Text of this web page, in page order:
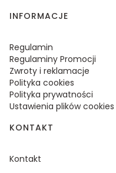
Linki w stopce
INFORMACJE
Regulamin
Regulaminy Promocji
Zwroty i reklamacje
Polityka cookies
Polityka prywatności
Ustawienia plików cookies
KONTAKT
Kontakt